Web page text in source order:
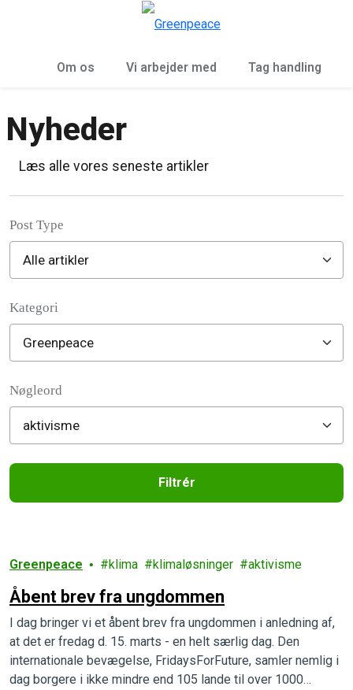
Om os Vi arbejder med Tag handling
Nyheder
Læs alle vores seneste artikler
Post Type
Kategori
Nøgleord
Filtrér
Greenpeace klima klimaløsninger aktivisme
Åbent brev fra ungdommen
I dag bringer vi et åbent brev fra ungdommen i anledning af,
at det er fredag d. 15. marts - en helt særlig dag. Den
internationale bevægelse, FridaysForFuture, samler nemlig i
dag borgere i ikke mindre end 105 lande til over 1000